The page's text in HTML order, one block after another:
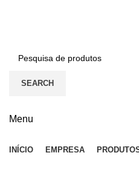
SEARCH
Menu
INÍCIO EMPRESA